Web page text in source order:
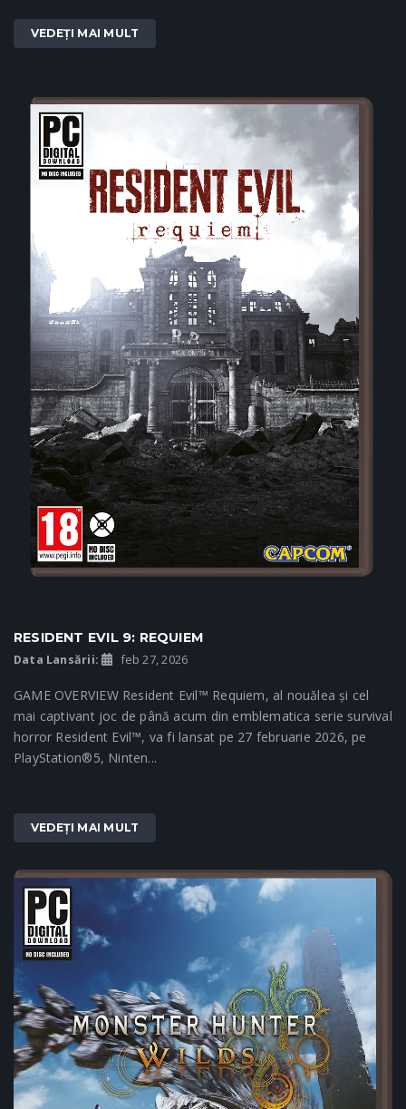
VEDEȚI MAI MULT
RESIDENT EVIL 9: REQUIEM
Data Lansării: feb 27, 2026
GAME OVERVIEW Resident Evil™ Requiem, al nouălea și cel
mai captivant joc de până acum din emblematica serie survival
horror Resident Evil™, va fi lansat pe 27 februarie 2026, pe
PlayStation®5, Ninten...
VEDEȚI MAI MULT